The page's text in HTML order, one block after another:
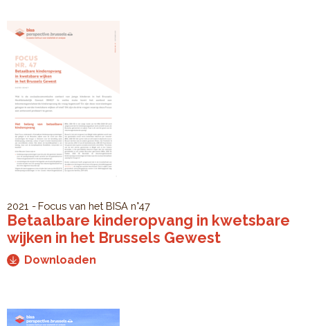
2021 Focus van het BISA n°47
Betaalbare kinderopvang in kwetsbare
wijken in het Brussels Gewest
Downloaden